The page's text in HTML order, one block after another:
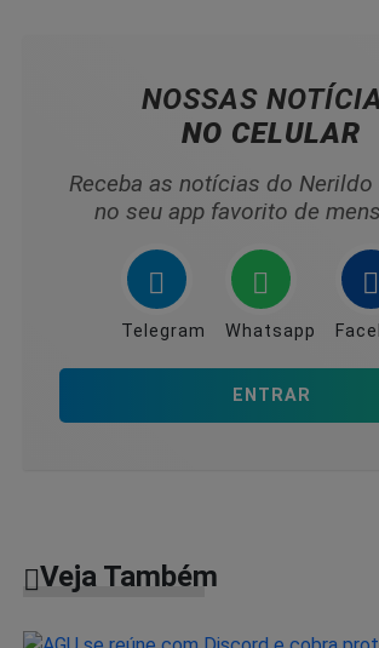
NOSSAS
NO CELULAR
Receba as notícias do Nerildo
no seu app favorito de
Telegram Whatsapp
ENTRAR
Veja Também